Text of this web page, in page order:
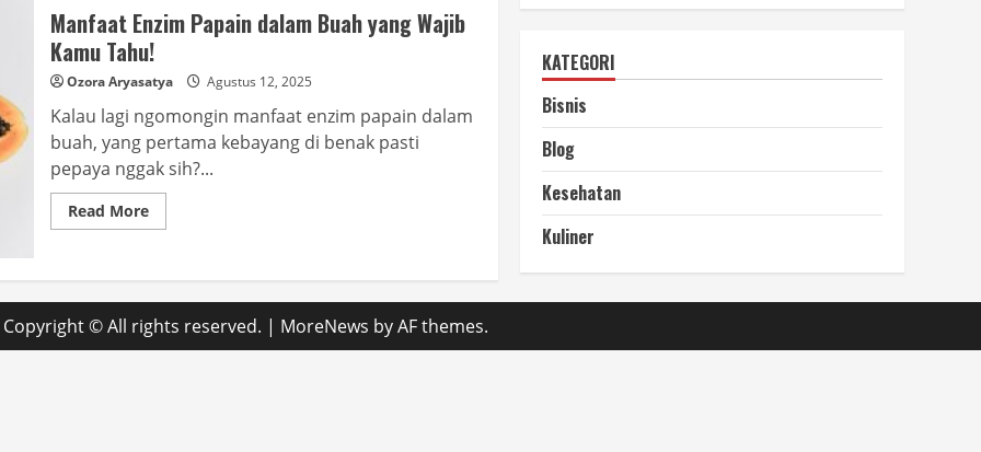
Manfaat Enzim Papain dalam Buah yang Wajib
Kamu Tahu!
Ozora Aryasatya Agustus 12, 2025
Kalau lagi ngomongin manfaat enzim papain dalam
buah, yang pertama kebayang di benak pasti
pepaya nggak sih?...
Read MoreRead
more
Papain
dalam
Buah
yang
Wajib
KATEGORI
Bisnis
Blog
Kesehatan
Kuliner
Copyright © All rights reserved. | MoreNews by AF themes.